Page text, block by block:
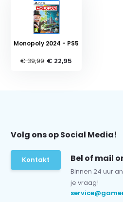
Monopoly 2024 - PS5
€ 39,99 € 22,95
Volg ons op Social Media!
Kontakt Bel of mail
Binnen 24 uur
je vraag!